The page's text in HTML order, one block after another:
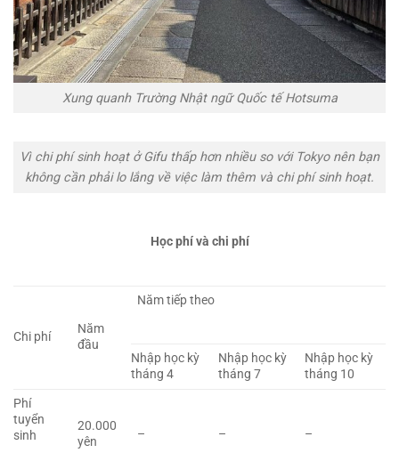
Xung quanh Trường Nhật ngữ Quốc tế Hotsuma
Vì chi phí sinh hoạt ở Gifu thấp hơn nhiều so với Tokyo nên bạn
không cần phải lo lắng về việc làm thêm và chi phí sinh hoạt.
Học phí và chi phí
Chi phí
Năm
đầu
Năm tiếp theo
Nhập học kỳ
tháng 4
Nhập học kỳ
tháng 7
Nhập học kỳ
tháng 10
Phí
tuyển
sinh
20.000
yên
– – –